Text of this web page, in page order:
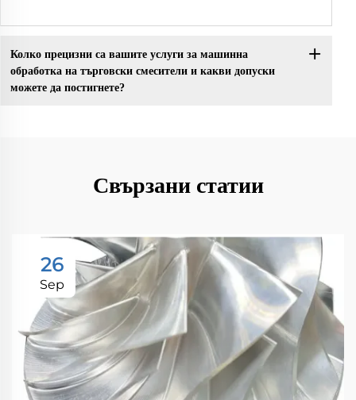
Колко прецизни са вашите услуги за машинна
обработка на търговски смесители и какви допуски
можете да постигнете?
Свързани статии
26
Sep